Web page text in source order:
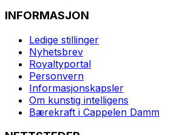
INFORMASJON
Ledige stillinger
Nyhetsbrev
Royaltyportal
Personvern
Informasjonskapsler
Om kunstig intelligens
Bærekraft i Cappelen Damm